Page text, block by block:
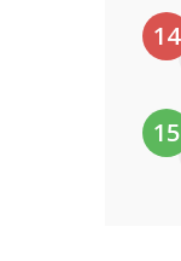
14
15